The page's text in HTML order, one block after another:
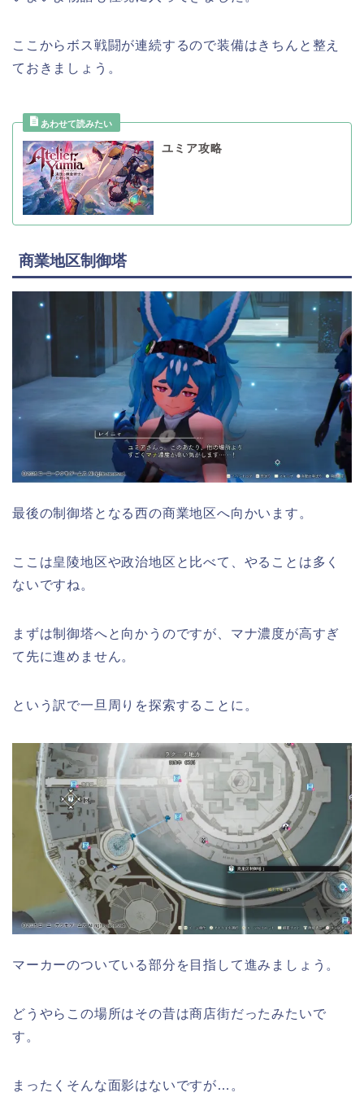
ここからボス戦闘が連続するので装備はきちんと整え
ておきましょう。
ユミア攻略
商業地区制御塔
最後の制御塔となる西の商業地区へ向かいます。
ここは皇陵地区や政治地区と比べて、やることは多く
ないですね。
まずは制御塔へと向かうのですが、マナ濃度が高すぎ
て先に進めません。
という訳で一旦周りを探索することに。
マーカーのついている部分を目指して進みましょう。
どうやらこの場所はその昔は商店街だったみたいで
す。
まったくそんな面影はないですが…。